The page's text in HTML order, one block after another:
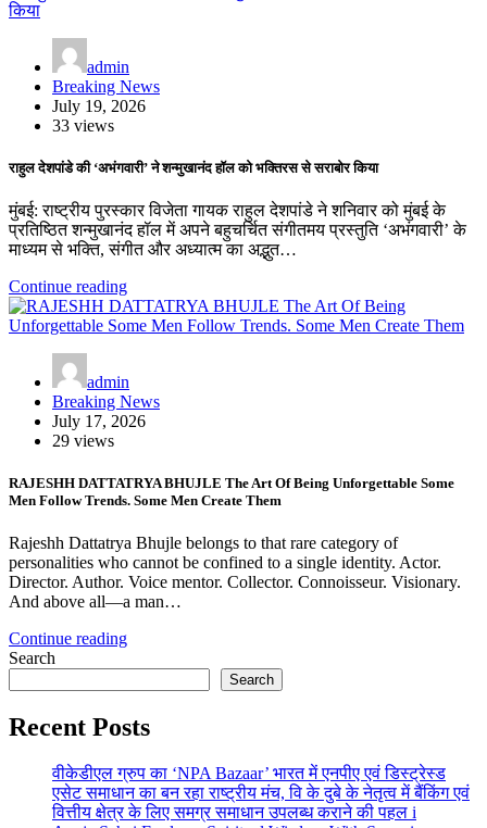
admin
Breaking News
July 19, 2026
33 views
राहुल देशपांडे की ‘अभंगवारी’ ने शन्मुखानंद हॉल को भक्तिरस से सराबोर किया
मुंबई: राष्ट्रीय पुरस्कार विजेता गायक राहुल देशपांडे ने शनिवार को मुंबई के
प्रतिष्ठित शन्मुखानंद हॉल में अपने बहुचर्चित संगीतमय प्रस्तुति ‘अभंगवारी’ के
माध्यम से भक्ति, संगीत और अध्यात्म का अद्भुत…
Continue reading
admin
Breaking News
July 17, 2026
29 views
RAJESHH DATTATRYA BHUJLE The Art Of Being Unforgettable Some
Men Follow Trends. Some Men Create Them
Rajeshh Dattatrya Bhujle belongs to that rare category of
personalities who cannot be confined to a single identity. Actor.
Director. Author. Voice mentor. Collector. Connoisseur. Visionary.
And above all—a man…
Continue reading
Search
Search
Recent Posts
वीकेडीएल ग्रुप का ‘NPA Bazaar’ भारत में एनपीए एवं डिस्ट्रेस्ड
एसेट समाधान का बन रहा राष्ट्रीय मंच, वि के दुबे के नेतृत्व में बैंकिंग एवं
वित्तीय क्षेत्र के लिए समग्र समाधान उपलब्ध कराने की पहल i